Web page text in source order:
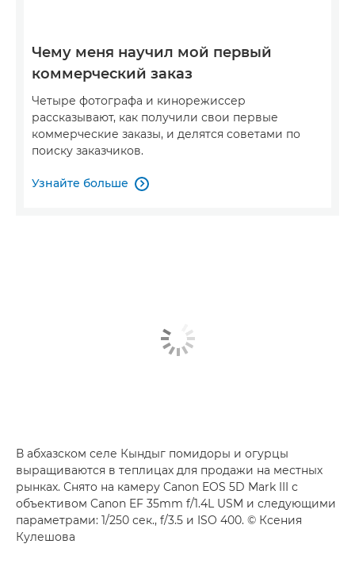
Чему меня научил мой первый
коммерческий заказ
Четыре фотографа и кинорежиссер
рассказывают, как получили свои первые
коммерческие заказы, и делятся советами по
поиску заказчиков.
Узнайте больше 
В абхазском селе Кындыг помидоры и огурцы
выращиваются в теплицах для продажи на местных
рынках. Снято на камеру Canon EOS 5D Mark III с
объективом Canon EF 35mm f/1.4L USM и следующими
параметрами: 1/250 сек., f/3.5 и ISO 400. © Ксения
Кулешова